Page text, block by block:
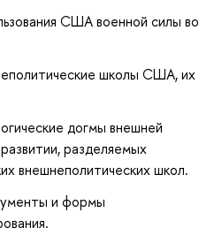
США военной силы во
школы США, их
догмы внешней
разделяемых
внешнеполитических школ.
и формы